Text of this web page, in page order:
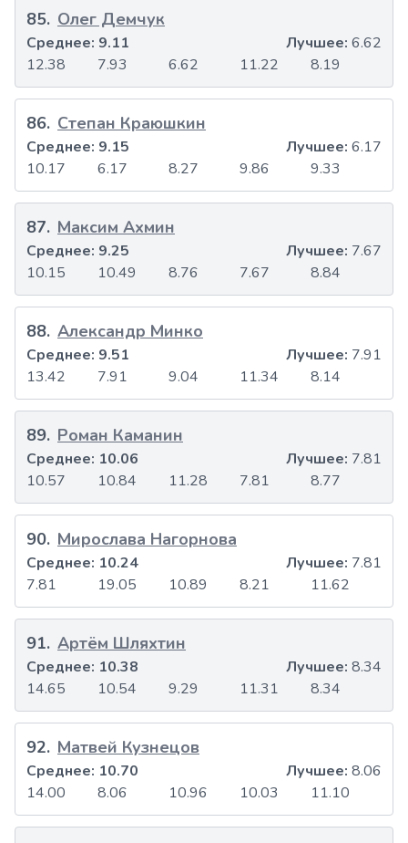
85. Олег Демчук
12.38 7.93 6.62 11.22 8.19
Среднее: 9.11 Лучшее: 6.62
86. Степан Краюшкин
10.17 6.17 8.27 9.86 9.33
Среднее: 9.15 Лучшее: 6.17
87. Максим Ахмин
10.15 10.49 8.76 7.67 8.84
Среднее: 9.25 Лучшее: 7.67
88. Александр Минко
13.42 7.91 9.04 11.34 8.14
Среднее: 9.51 Лучшее: 7.91
89. Роман Каманин
10.57 10.84 11.28 7.81 8.77
Среднее: 10.06 Лучшее: 7.81
90. Мирослава Нагорнова
7.81 19.05 10.89 8.21 11.62
Среднее: 10.24 Лучшее: 7.81
91. Артём Шляхтин
14.65 10.54 9.29 11.31 8.34
Среднее: 10.38 Лучшее: 8.34
92. Матвей Кузнецов
14.00 8.06 10.96 10.03 11.10
Среднее: 10.70 Лучшее: 8.06